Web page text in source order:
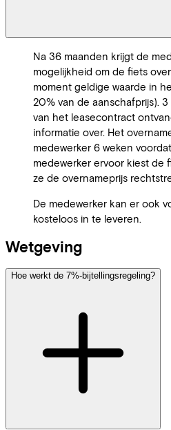
Na 36 maanden krijgt de
mogelijkheid om de fiets
moment geldige waarde in
20% van de aanschafprijs).
van het leasecontract
informatie over. Het
medewerker 6 weken
medewerker ervoor kiest de
ze de overnameprijs
De medewerker kan er ook
kosteloos in te leveren.
Wetgeving
Hoe werkt de 7%-bijtellingsregeling?